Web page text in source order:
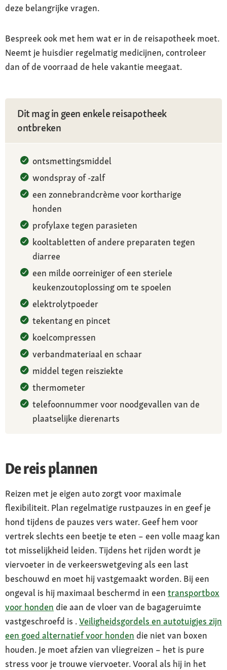
deze belangrijke vragen.
Bespreek ook met hem wat er in de reisapotheek moet.
Neemt je huisdier regelmatig medicijnen, controleer
dan of de voorraad de hele vakantie meegaat.
Dit mag in geen enkele reisapotheek
ontbreken
ontsmettingsmiddel
wondspray of -zalf
een zonnebrandcrème voor kortharige
honden
profylaxe tegen parasieten
kooltabletten of andere preparaten tegen
diarree
een milde oorreiniger of een steriele
keukenzoutoplossing om te spoelen
elektrolytpoeder
tekentang en pincet
koelcompressen
verbandmateriaal en schaar
middel tegen reisziekte
thermometer
telefoonnummer voor noodgevallen van de
plaatselijke dierenarts
De reis plannen
Reizen met je eigen auto zorgt voor maximale
flexibiliteit. Plan regelmatige rustpauzes in en geef je
hond tijdens de pauzes vers water. Geef hem voor
vertrek slechts een beetje te eten – een volle maag kan
tot misselijkheid leiden. Tijdens het rijden wordt je
viervoeter in de verkeerswetgeving als een last
beschouwd en moet hij vastgemaakt worden. Bij een
ongeval is hij maximaal beschermd in een transportbox
voor honden die aan de vloer van de bagageruimte
vastgeschroefd is .Veiligheidsgordels en autotuigjes zijn
een goed alternatief voor honden die niet van boxen
houden. Je moet afzien van vliegreizen – het is pure
stress voor je trouwe viervoeter. Vooral als hij in het